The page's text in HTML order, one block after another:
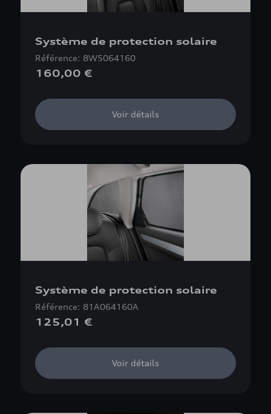
Système de protection solaire
Référence: 8W5064160
160,00 €
Voir détails
Système de protection solaire
Référence: 81A064160A
125,01 €
Voir détails